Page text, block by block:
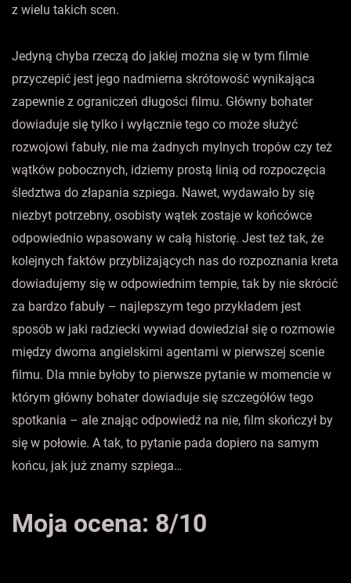
z wielu takich scen.
Jedyną chyba rzeczą do jakiej można się w tym filmie
przyczepić jest jego nadmierna skrótowość wynikająca
zapewnie z ograniczeń długości filmu. Główny bohater
dowiaduje się tylko i wyłącznie tego co może służyć
rozwojowi fabuły, nie ma żadnych mylnych tropów czy też
wątków pobocznych, idziemy prostą linią od rozpoczęcia
śledztwa do złapania szpiega. Nawet, wydawało by się
niezbyt potrzebny, osobisty wątek zostaje w końcówce
odpowiednio wpasowany w całą historię. Jest też tak, że
kolejnych faktów przybliżających nas do rozpoznania kreta
dowiadujemy się w odpowiednim tempie, tak by nie skrócić
za bardzo fabuły – najlepszym tego przykładem jest
sposób w jaki radziecki wywiad dowiedział się o rozmowie
między dwoma angielskimi agentami w pierwszej scenie
filmu. Dla mnie byłoby to pierwsze pytanie w momencie w
którym główny bohater dowiaduje się szczegółów tego
spotkania – ale znając odpowiedź na nie, film skończył by
się w połowie. A tak, to pytanie pada dopiero na samym
końcu, jak już znamy szpiega…
Moja ocena: 8/10